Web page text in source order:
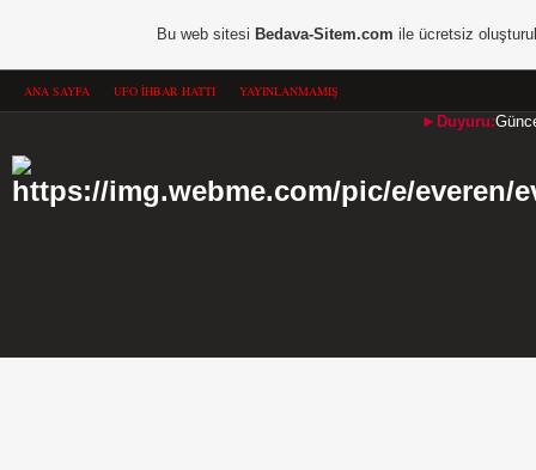
ANA SAYFA UFO İHBAR HATTI YAYINLANMAMIŞ
►Duyuru:
Bu web sitesi Bedava-Sitem.com ile ücretsiz